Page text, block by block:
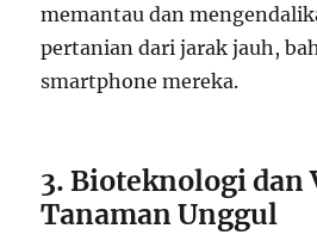
memantau dan
pertanian dari jarak jauh,
smartphone mereka.
3. Bioteknologi dan
Tanaman Unggul